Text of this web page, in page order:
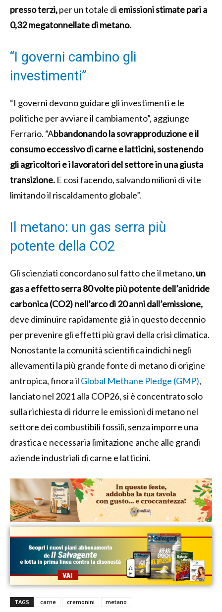
presso terzi,per un totale di emissioni stimate pari a
0,32 megatonnellate di metano.
“I governi cambino gli
investimenti”
“I governi devono guidare gli investimenti e le
politiche per avviare il cambiamento”, aggiunge
Ferrario. “Abbandonando la sovrapproduzione e il
consumo eccessivo di carne e latticini, sostenendo
gli agricoltori e i lavoratori del settore in una giusta
transizione. E così facendo, salvando milioni di vite
limitando il riscaldamento globale”.
Il metano: un gas serra più
potente della CO2
Gli scienziati concordano sul fatto che il metano, un
gas a effetto serra 80 volte più potente dell’anidride
carbonica (CO2) nell’arco di 20 anni dall’emissione,
deve diminuire rapidamente già in questo decennio
per prevenire gli effetti più gravi della crisi climatica.
Nonostante la comunità scientifica indichi negli
allevamenti la più grande fonte di metano di origine
antropica, finora il Global Methane Pledge (GMP),
lanciato nel 2021 alla COP26, si è concentrato solo
sulla richiesta di ridurre le emissioni di metano nel
settore dei combustibili fossili, senza imporre una
drastica e necessaria limitazione anche alle grandi
aziende industriali di carne e latticini.
TAGS carne cremonini metano